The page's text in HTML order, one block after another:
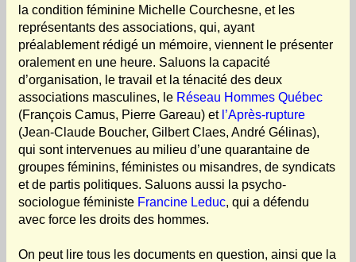
la condition féminine Michelle Courchesne, et les
représentants des associations, qui, ayant
préalablement rédigé un mémoire, viennent le présenter
oralement en une heure. Saluons la capacité
d’organisation, le travail et la ténacité des deux
associations masculines, le Réseau Hommes Québec
(François Camus, Pierre Gareau) et l’Après-rupture
(Jean-Claude Boucher, Gilbert Claes, André Gélinas),
qui sont intervenues au milieu d’une quarantaine de
groupes féminins, féministes ou misandres, de syndicats
et de partis politiques. Saluons aussi la psycho-
sociologue féministe Francine Leduc, qui a défendu
avec force les droits des hommes.
On peut lire tous les documents en question, ainsi que la